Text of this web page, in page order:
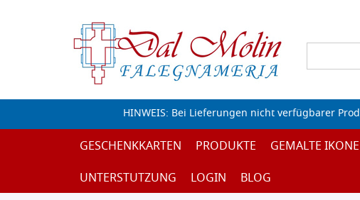
HINWEIS: Bei Lieferungen nicht verfügbarer
GESCHENKKARTEN PRODUKTE GEMALTE
UNTERSTUTZUNG
LOGIN BLOG